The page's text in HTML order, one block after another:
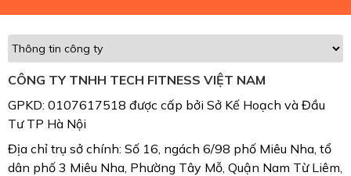
CÔNG TY TNHH TECH FITNESS VIỆT NAM
GPKD: 0107617518 được cấp bởi Sở Kế Hoạch và Đầu
Tư TP Hà Nội
Địa chỉ trụ sở chính: Số 16, ngách 6/98 phố Miêu Nha, tổ
dân phố 3 Miêu Nha, Phường Tây Mỗ, Quận Nam Từ Liêm,